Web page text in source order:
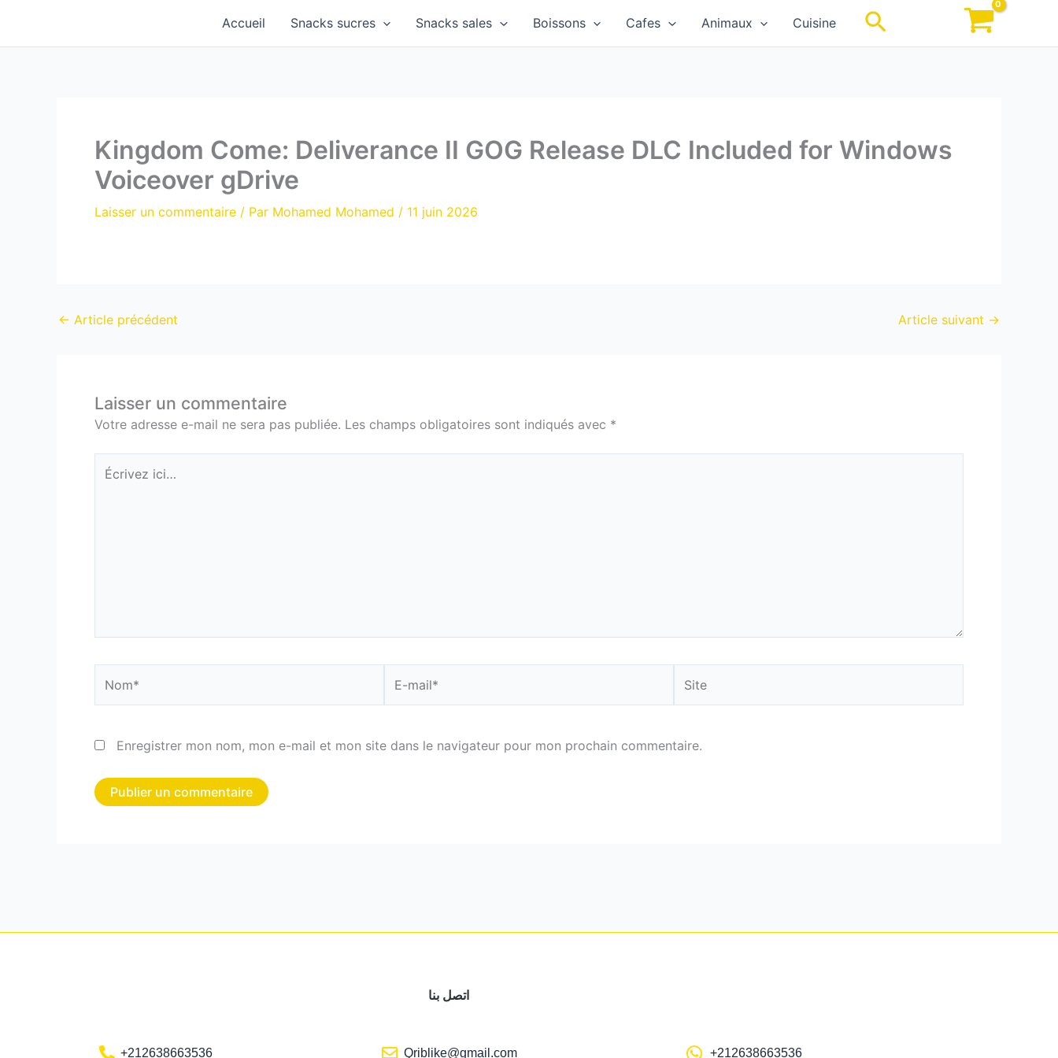
contenu
Accueil Snacks sucres Snacks sales Boissons Cafes Animaux Cuisine Rechercher
Kingdom Come: Deliverance II GOG Release DLC Included for Windows
Voiceover gDrive
Laisser un commentaire / Par Mohamed Mohamed / 11 juin 2026
← Article précédent Article suivant →
Laisser un commentaire
Votre adresse e-mail ne sera pas publiée. Les champs obligatoires sont indiqués avec *
Écrivez
ici…
mail*
Enregistrer mon nom, mon e-mail et mon site dans le navigateur pour mon prochain commentaire.
اتصل بنا
+212638663536 Qriblike@gmail.com +212638663536